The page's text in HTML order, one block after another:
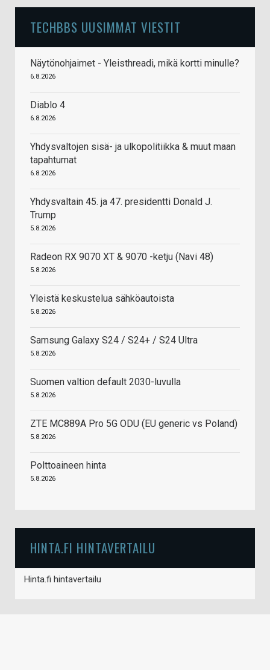
TECHBBS UUSIMMAT VIESTIT
Näytönohjaimet - Yleisthreadi, mikä kortti minulle?
6.8.2026
Diablo 4
6.8.2026
Yhdysvaltojen sisä- ja ulkopolitiikka & muut maan
tapahtumat
6.8.2026
Yhdysvaltain 45. ja 47. presidentti Donald J.
Trump
5.8.2026
Radeon RX 9070 XT & 9070 -ketju (Navi 48)
5.8.2026
Yleistä keskustelua sähköautoista
5.8.2026
Samsung Galaxy S24 / S24+ / S24 Ultra
5.8.2026
Suomen valtion default 2030-luvulla
5.8.2026
ZTE MC889A Pro 5G ODU (EU generic vs Poland)
5.8.2026
Polttoaineen hinta
5.8.2026
HINTA.FI HINTAVERTAILU
Hinta.fi hintavertailu